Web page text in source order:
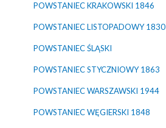
POWSTANIEC KRAKOWSKI 1846
POWSTANIEC LISTOPADOWY 1830
POWSTANIEC ŚLĄSKI
POWSTANIEC STYCZNIOWY 1863
POWSTANIEC WARSZAWSKI 1944
POWSTANIEC WĘGIERSKI 1848